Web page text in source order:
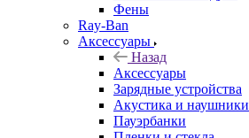
Фены
Ray-Ban
Аксессуары
Назад
Аксессуары
Зарядные устройства
Акустика и наушники
Пауэрбанки